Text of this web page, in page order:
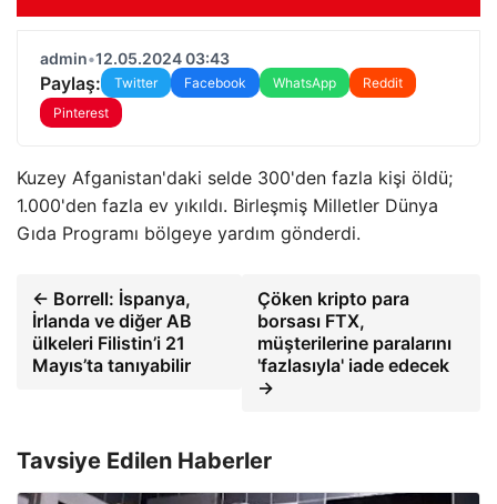
admin•12.05.2024 03:43
Paylaş: Twitter Facebook WhatsApp
Reddit
Pinterest
Kuzey Afganistan'daki selde 300'den fazla kişi öldü;
1.000'den fazla ev yıkıldı. Birleşmiş Milletler Dünya
Gıda Programı bölgeye yardım gönderdi.
← Borrell: İspanya,
İrlanda ve diğer AB
ülkeleri Filistin’i 21
Mayıs’ta tanıyabilir
Çöken kripto para
borsası FTX,
müşterilerine paralarını
'fazlasıyla' iade edecek
→
Tavsiye Edilen Haberler